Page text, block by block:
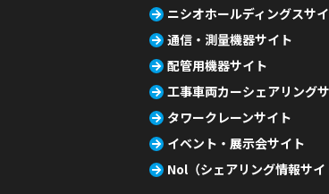
ニシオホールディングスサ
通信・測量機器サイト
配管用機器サイト
工事車両カーシェアリング
タワークレーンサイト
イベント・展示会サイト
Nol（シェアリング情報サイ